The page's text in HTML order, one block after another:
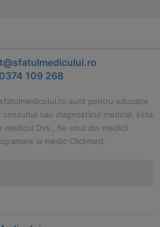
0374 109 268
sunt pentru educatie
sau diagnosticul medical. Este
medicul Dvs., fie unul din medicii
la medic Clickmed.